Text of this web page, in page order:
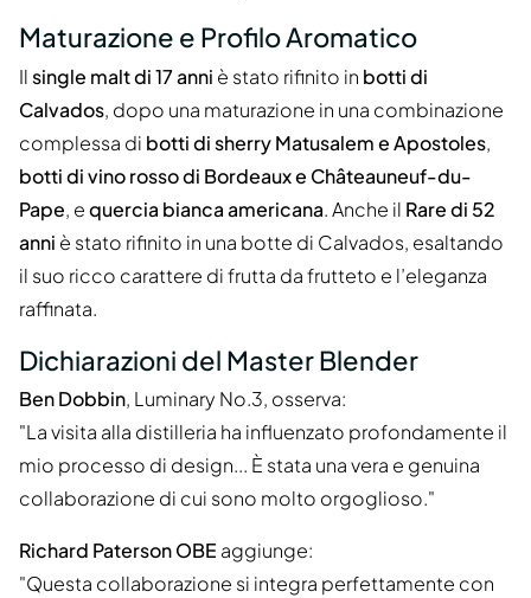
Maturazione e Profilo Aromatico
Ilsingle malt di 17 anni è stato rifinito in botti di
Calvados, dopo una maturazione in una combinazione
complessa di botti di sherry Matusalem e Apostoles,
botti di vino rosso di Bordeaux e Châteauneuf-du-
Pape, equercia bianca americana. Anche il Rare di 52
anni è stato rifinito in una botte di Calvados, esaltando
il suo ricco carattere di frutta da frutteto e l’eleganza
raffinata.
Dichiarazioni del Master Blender
Ben Dobbin, Luminary No.3, osserva:
"La visita alla distilleria ha influenzato profondamente il
mio processo di design... È stata una vera e genuina
collaborazione di cui sono molto orgoglioso."
Richard Paterson OBE aggiunge:
"Questa collaborazione si integra perfettamente con